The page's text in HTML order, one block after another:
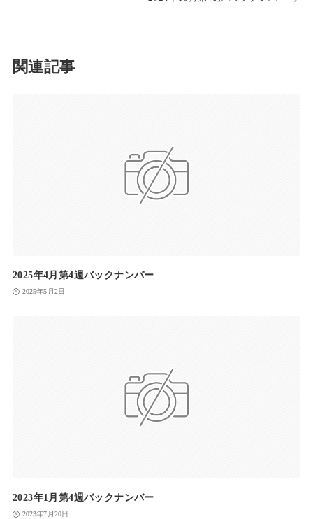
関連記事
2025年4月第4週バックナンバー
2025年5月2日
2023年1月第4週バックナンバー
2023年7月20日